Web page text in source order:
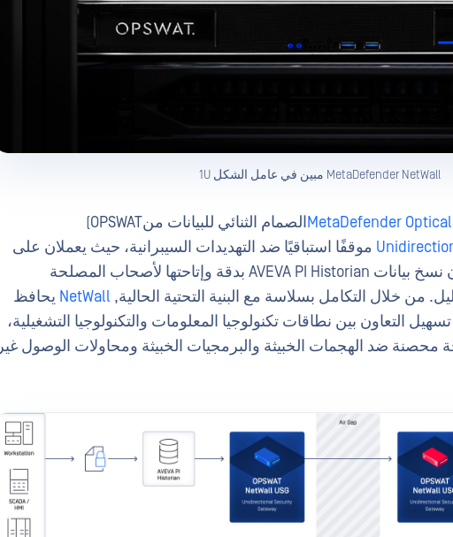
MetaDefender NetWall مبين في عامل الشكل 1U
MetaDefender
موقفًا استباقيًا ضد التهديدات السيبرانية، حيث يعملان على
تأمين الأنظمة الحيوية مع ضمان نسخ بيانات AVEVA PI Historian بدقة وإتاحتها لأصحاب المصلحة
من خلال التكامل بسلاسة مع البنية التحتية الحالية, NetWall يحافظ
التعاون بين نطاقات تكنولوجيا المعلومات والتكنولوجيا التشغيلية،
محصنة ضد الهجمات الخبيثة والبرمجيات الخبيثة ومحاولات الوصول غير